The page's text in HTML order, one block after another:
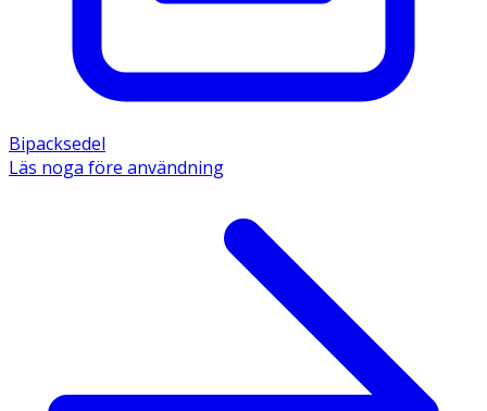
Bipacksedel
Läs noga före användning